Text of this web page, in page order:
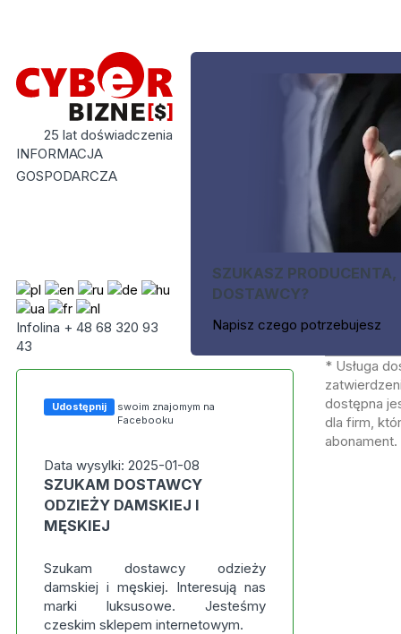
25 lat doświadczenia
INFORMACJA
GOSPODARCZA
Infolina + 48 68 320 93
43
SZUKASZ PRODUCENTA,
DOSTAWCY?
Napisz czego potrzebujesz
Udostępnij
swoim znajomym na
Facebooku
Data wysylki: 2025-01-08
SZUKAM DOSTAWCY
ODZIEŻY DAMSKIEJ I
MĘSKIEJ
Szukam dostawcy odzieży
damskiej i męskiej. Interesują nas
marki luksusowe. Jesteśmy
czeskim sklepem internetowym.
* Usługa
dostępna
dla firm,
abonament.